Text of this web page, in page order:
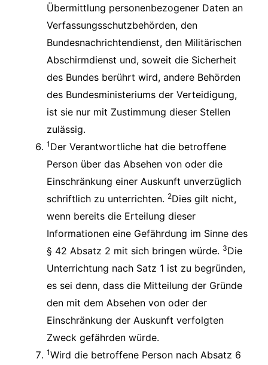
Übermittlung personenbezogener Daten an
Verfassungsschutzbehörden, den
Bundesnachrichtendienst, den Militärischen
Abschirmdienst und, soweit die Sicherheit
des Bundes berührt wird, andere Behörden
des Bundesministeriums der Verteidigung,
ist sie nur mit Zustimmung dieser Stellen
zulässig.
1 Der Verantwortliche hat die betroffene
Person über das Absehen von oder die
Einschränkung einer Auskunft unverzüglich
schriftlich zu unterrichten. 2Dies gilt nicht,
wenn bereits die Erteilung dieser
Informationen eine Gefährdung im Sinne des
§ 42 Absatz 2 mit sich bringen würde. 3Die
Unterrichtung nach Satz 1 ist zu begründen,
es sei denn, dass die Mitteilung der Gründe
den mit dem Absehen von oder der
Einschränkung der Auskunft verfolgten
Zweck gefährden würde.
1Wird die betroffene Person nach Absatz 6